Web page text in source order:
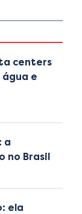
centers
água e
a
no Brasil
ela